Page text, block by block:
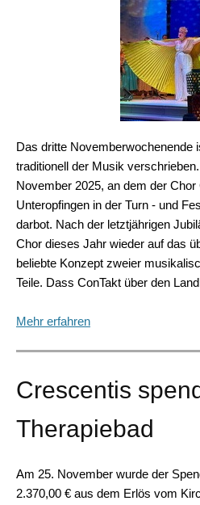
Das dritte Novemberwochenende
traditionell der Musik
November 2025, an dem der
Unteropfingen in der Turn - und
darbot. Nach der letztjährigen
Chor dieses Jahr wieder auf das
beliebte Konzept zweier
Teile. Dass ConTakt über den
Mehr erfahren
Crescentis
Therapiebad
Am 25. November wurde der
2.370,00 € aus dem Erlös vom